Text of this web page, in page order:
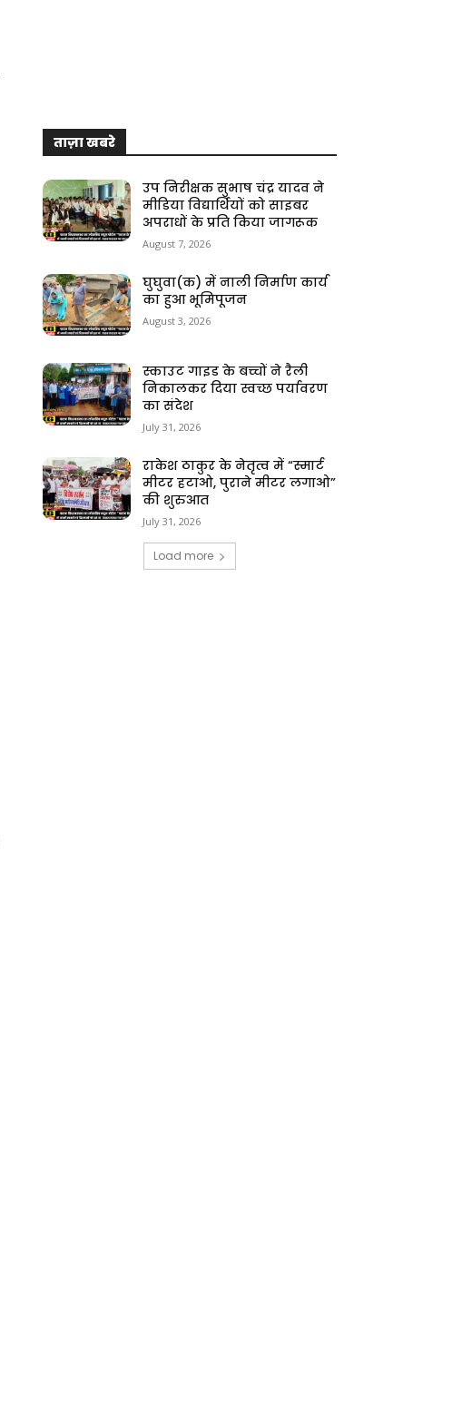
ताज़ा खबरे
उप निरीक्षक सुभाष चंद्र यादव ने
मीडिया विद्यार्थियों को साइबर
अपराधों के प्रति किया जागरूक
August 7, 2026
घुघुवा(क) में नाली निर्माण कार्य
का हुआ भूमिपूजन
August 3, 2026
स्काउट गाइड के बच्चों ने रैली
निकालकर दिया स्वच्छ पर्यावरण
का संदेश
July 31, 2026
राकेश ठाकुर के नेतृत्व में “स्मार्ट
मीटर हटाओ, पुराने मीटर लगाओ”
की शुरुआत
July 31, 2026
Load more